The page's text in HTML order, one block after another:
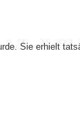
Sie erhielt